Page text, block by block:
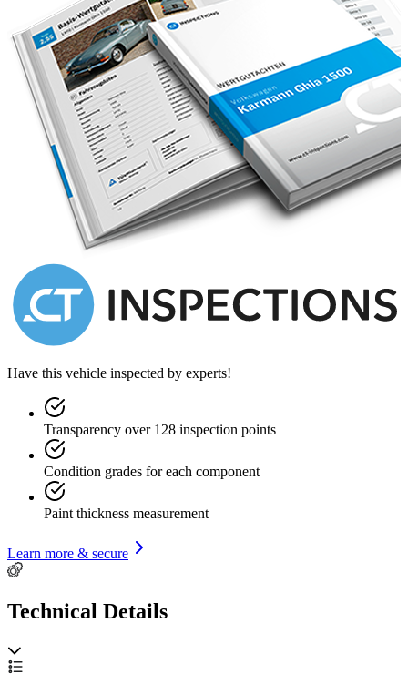
Now available for viewing at the DD Classics Dealership in
London, please call 0208 878 3355 for more information.
Every effort has been made to ensure the accuracy of the above
information but errors may occur. Please check with a salesperson.
Have this vehicle inspected by experts!
Transparency over 128 inspection points
Condition grades for each component
Paint thickness measurement
Learn more & secure
Technical Details